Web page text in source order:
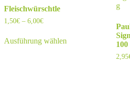
Fleischwürschtle
1,50€ – 6,00€Preisspanne:
bis
6,00€
Ausführung wählenProdukt
100
2,95